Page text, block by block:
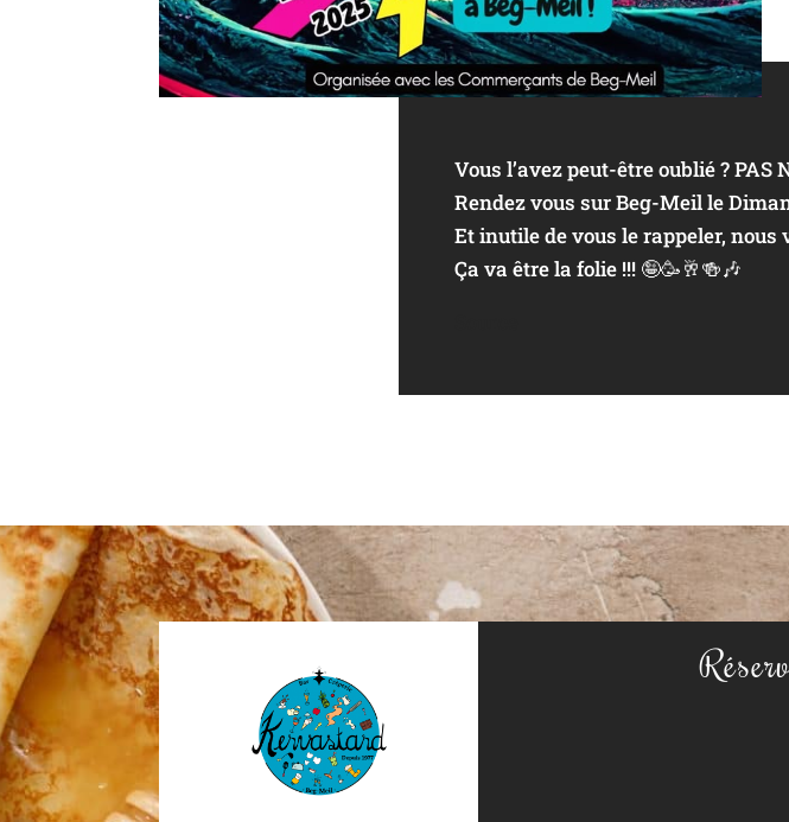
Vous l’avez peut-être oublié ? PAS
Rendez vous sur Beg-Meil le
Et inutile de vous le rappeler,
Ça va être la folie !!! 🤪🥳🥂🍻🎶